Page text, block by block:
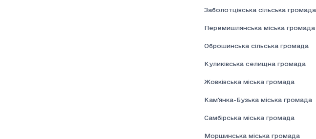
Заболотцівська сільська громада
Перемишлянська міська громада
Оброшинська сільська громада
Куликівська селищна громада
Жовківська міська громада
Кам'янка-Бузька міська громада
Самбірська міська громада
Моршинська міська громада